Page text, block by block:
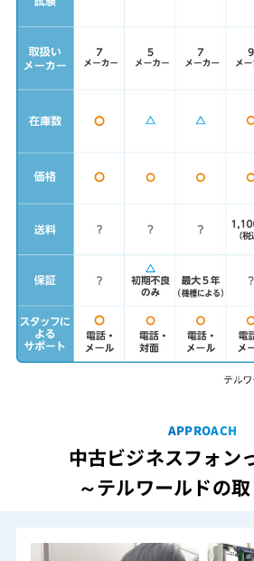
APPROACH
中古ビジネスフォン
～テルワールドの